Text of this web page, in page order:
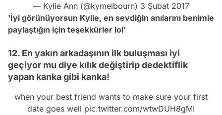
— Kylie Ann (@kymelbourn) 3 Şubat 2017
'İyi görünüyorsun Kylie, en sevdiğin anılarını benimle
paylaştığın için teşekkürler lol'
12. En yakın arkadaşının ilk buluşması iyi
geçiyor mu diye kılık değiştirip dedektiflik
yapan kanka gibi kanka!
when your best friend wants to make sure your first
date goes well pic.twitter.com/wtwDUH8gMI